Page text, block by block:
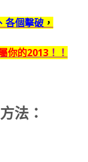
各個擊破，
你的2013！！
法：